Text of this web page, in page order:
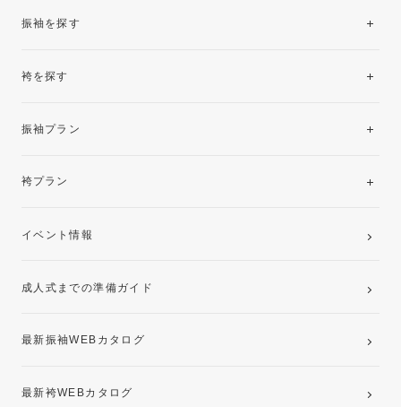
振袖を探す
袴を探す
振袖プラン
レンタルプラン
袴プラン
卒業袴レンタルプラン
イベント情報
成人式までの準備ガイド
最新振袖WEBカタログ
最新袴WEBカタログ